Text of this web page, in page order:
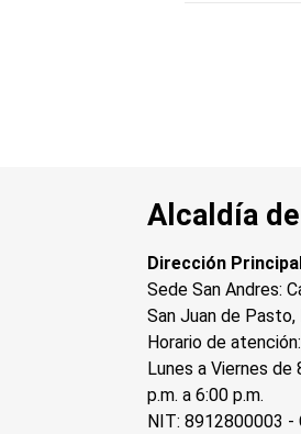
Alcaldía
Dirección
Sede San Andres:
San Juan de Pasto,
Horario de atención:
Lunes a Viernes de
p.m. a 6:00 p.m.
NIT: 8912800003 -